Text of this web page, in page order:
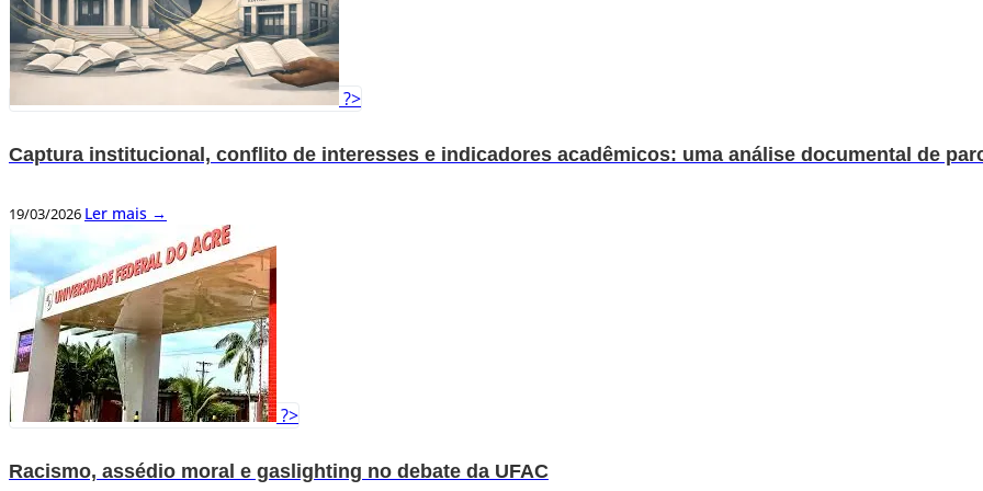
?>
Captura institucional, conflito de interesses e indicadores acadêmicos: uma análise documental de
19/03/2026 Ler mais →
?>
Racismo, assédio moral e gaslighting no debate da UFAC